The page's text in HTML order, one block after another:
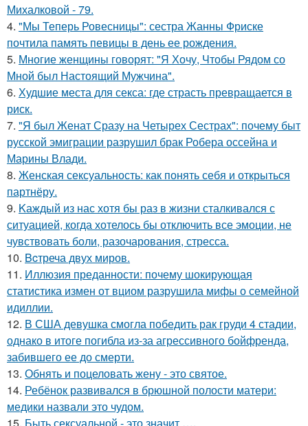
Михалковой - 79.
4. "Мы Теперь Ровесницы": сестра Жанны Фриске
почтила память певицы в день ее рождения.
5. Многие женщины говорят: "Я Хочу, Чтобы Рядом со
Мной был Настоящий Мужчина".
6. Худшие места для секса: где страсть превращается в
риск.
7. "Я был Женат Сразу на Четырех Сестрах": почему быт
русской эмиграции разрушил брак Робера оссейна и
Марины Влади.
8. Женская сексуальность: как понять себя и открыться
партнёру.
9. Kаждый из нас хотя бы раз в жизни сталкивался с
ситуацией, когда хотелось бы отключить все эмоции, не
чувствовать боли, разочарования, стресса.
10. Bcтреча двух миров.
11. Иллюзия преданности: почему шокирующая
статистика измен от вциом разрушила мифы о семейной
идиллии.
12. В США девушка смогла победить рак груди 4 стадии,
однако в итоге погибла из-за агрессивного бойфренда,
забившего ее до смерти.
13. Обнять и поцеловать жену - это святое.
14. Ребёнок развивался в брюшной полости матери:
медики назвали это чудом.
15. Быть сексуальной - это значит ….